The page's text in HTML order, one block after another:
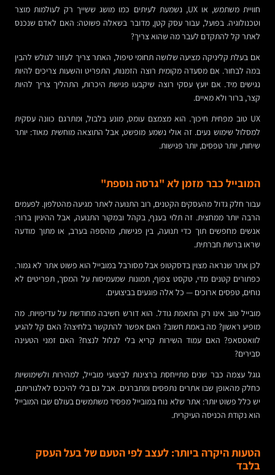
חוויית משתמש, או UX, נשמעת לעיתים כמו מושג ששייך רק לעולמות מוצר
וטכנולוגיה. בפועל, עבור עסק קטן, מדובר בשאלה פשוטה: האם לאדם שנכנס
לאתר קל להתקדם לעבר מה שהוא צריך?
אם בעלת קליניקה מציעה שלושה תחומי טיפול, האתר צריך לעזור לגולש להבין
במה לבחור. אם מסעדה מקומית רוצה הזמנות, התפריט והשעות צריכים להיות
נגישים מיד. אם יועץ עסקי רוצה שיקבעו פגישת היכרות, התהליך צריך להיות
קצר, ברור ולא מאיים.
UX טוב מפחית חיכוך. הוא מצמצם עומס, מונע בלבול, ומתרגם כוונה עסקית
למסלול שימוש נעים. זה אולי נשמע מופשט, אבל התוצאה מוחשית מאוד: יותר
שיחות, יותר טפסים, יותר פגישות.
המובייל כבר מזמן לא "גרסה נוספת"
עבור חלק גדול מהעסקים הקטנים, רוב התנועה לאתר מגיעה מהטלפון. לפעמים
הרבה יותר ממחצית. זה תלוי בענף, בקהל ובמקור התנועה, אבל ההיגיון ברור:
אנשים מחפשים תוך כדי תנועה, בין פגישות, מהספה בערב, או מתוך מודעה
שראו ברשת חברתית.
לכן אתר שנראה מצוין בדסקטופ אבל מסורבל במובייל הוא פשוט אתר לא גמור.
כפתורים קטנים מדי, טקסט צפוף, תמונות שמעמיסות על המסך, תפריטים לא
נוחים, טפסים ארוכים — כל אלה פוגעים בביצועים.
מובייל טוב אינו רק התאמת גודל. הוא דורש חשיבה מחודשת על עדיפויות. מה
מופיע ראשון? מה באמת חשוב? האם אפשר להתקשר בלחיצה? האם קל להגיע
לוואטסאפ? האם עמוד השירות קריא בלי לגלול לנצח? האם זמני הטעינה
סבירים?
גוגל עצמה כבר שנים מתייחסת ברצינות לביצועי מובייל, למהירות ולשימושיות
כחלק מהאופן שבו אתרים נתפסים ומתברגים. אבל גם בלי להיכנס לאלגוריתם,
יש כלל פשוט יותר: אתר שלא נוח במובייל מפסיד משתמשים בעולם שבו המובייל
הוא נקודת הכניסה העיקרית.
הטעות היקרה ביותר: לעצב לפי הטעם של בעל העסק
בלבד